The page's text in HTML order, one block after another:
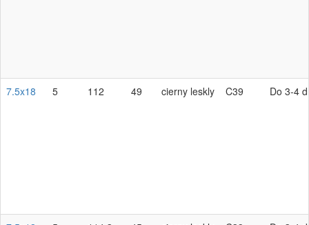
7.5x18 5 112 49 cierny leskly C39 Do 3-4